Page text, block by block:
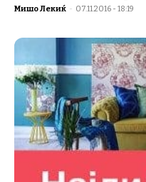
Мишо Лекиќ - 07.11.2016 - 18:19